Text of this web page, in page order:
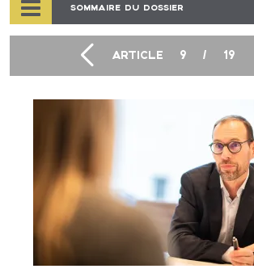
SOMMAIRE DU DOSSIER
ARTICLE 9 / 19